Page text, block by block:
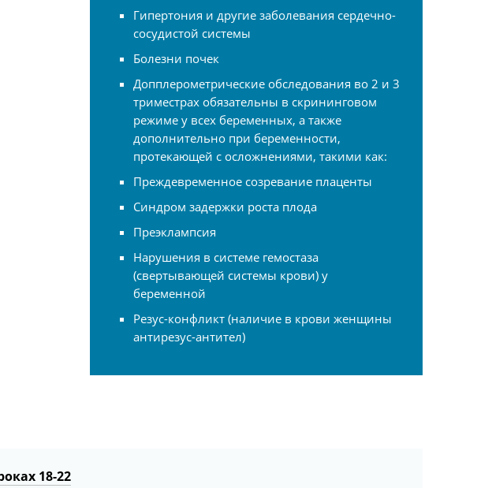
Гипертония и другие заболевания сердечно-
сосудистой системы
Болезни почек
Допплерометрические обследования во 2 и 3
триместрах обязательны в скрининговом
режиме у всех беременных, а также
дополнительно при беременности,
протекающей с осложнениями, такими как:
Преждевременное созревание плаценты
Синдром задержки роста плода
Преэклампсия
Нарушения в системе гемостаза
(свертывающей системы крови) у
беременной
Резус-конфликт (наличие в крови женщины
антирезус-антител)
18-22